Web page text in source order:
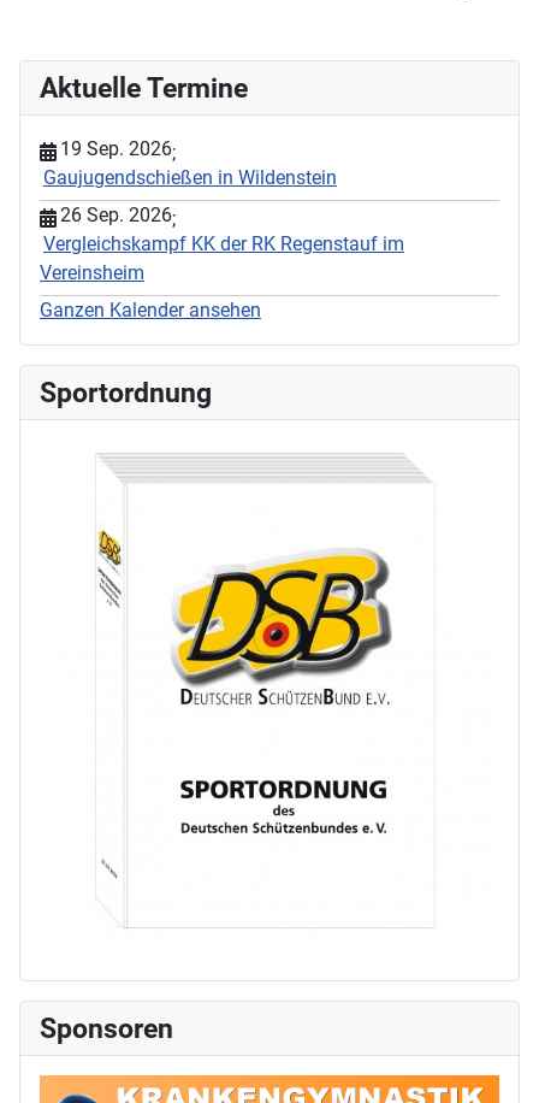
Aktuelle Termine
19 Sep. 2026;
Gaujugendschießen in Wildenstein
26 Sep. 2026;
Vergleichskampf KK der RK Regenstauf im
Vereinsheim
Ganzen Kalender ansehen
Sportordnung
Sponsoren